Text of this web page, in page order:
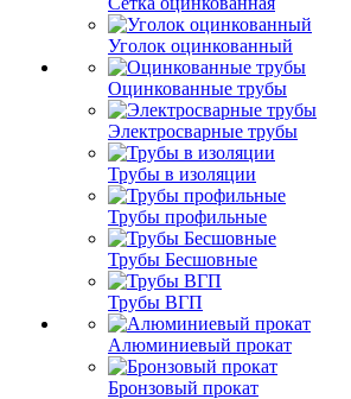
Уголок оцинкованный
Оцинкованные трубы
Электросварные трубы
Трубы в изоляции
Трубы профильные
Трубы Бесшовные
Трубы ВГП
Алюминиевый прокат
Бронзовый прокат